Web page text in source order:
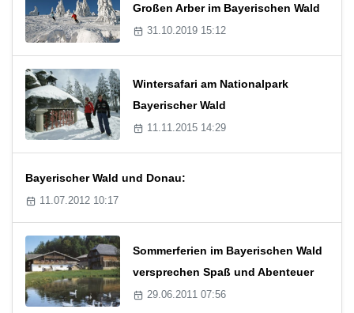
Großen Arber im Bayerischen Wald
31.10.2019 15:12
Wintersafari am Nationalpark
Bayerischer Wald
11.11.2015 14:29
Bayerischer Wald und Donau:
11.07.2012 10:17
Sommerferien im Bayerischen Wald
versprechen Spaß und Abenteuer
29.06.2011 07:56